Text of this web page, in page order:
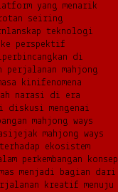
yang menarik
seiring
lanskap teknologi
ke perspektif
di
perjalanan mahjong
kinifenomena
narasi di era
diskusi mengenai
mahjong ways
jejak mahjong ways
ekosistem
perkembangan konsep
menjadi bagian dari
kreatif menuju